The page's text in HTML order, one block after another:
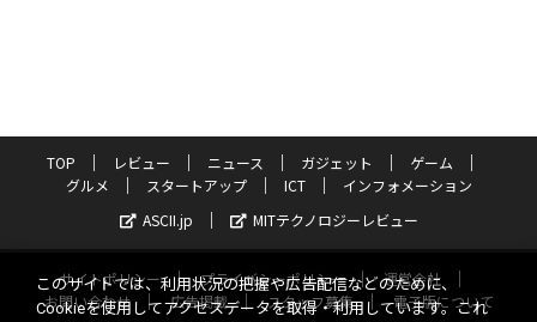
TOP レビュー ニュース ガジェット
ゲーム
グルメ
スタートアップ ICT
インフォメーション
ASCII.jp
MITテクノロジーレビュー
サイトポリシー プライバシーポリシー
運営会社
お問い合わせ
広告掲載 スタッフ募集 電子版について
このサイトでは、利用状況の把握や広告配信などのために、
Cookieを使用してアクセスデータを取得・利用しています。これ